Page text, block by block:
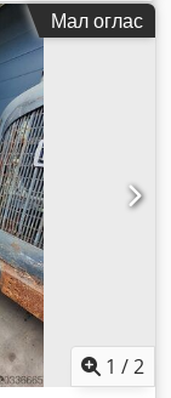
Мал оглас
1 /2